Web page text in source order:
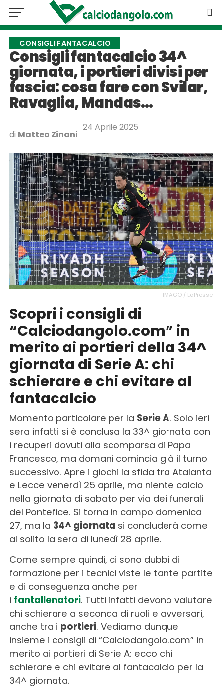
CONSIGLI FANTACALCIO
Consigli fantacalcio 34^
giornata, i portieri divisi per
fascia: cosa fare con Svilar,
Ravaglia, Mandas…
di Matteo Zinani
24 Aprile 2025
IMAGO / LaPresse
Scopri i consigli di
“Calciodangolo.com” in
merito ai portieri della 34^
giornata di Serie A: chi
schierare e chi evitare al
fantacalcio
Momento particolare per la Serie A. Solo ieri
sera infatti si è conclusa la 33^ giornata con
i recuperi dovuti alla scomparsa di Papa
Francesco, ma domani comincia già il turno
successivo. Apre i giochi la sfida tra Atalanta
e Lecce venerdì 25 aprile, ma niente calcio
nella giornata di sabato per via dei funerali
del Pontefice. Si torna in campo domenica
27, ma la 34^ giornata si concluderà come
al solito la sera di lunedì 28 aprile.
Come sempre quindi, ci sono dubbi di
formazione per i tecnici viste le tante partite
e di conseguenza anche per
i fantallenatori. Tutti infatti devono valutare
chi schierare a seconda di ruoli e avversari,
anche tra i portieri. Vediamo dunque
insieme i consigli di “Calciodangolo.com” in
merito ai portieri di Serie A: ecco chi
schierare e chi evitare al fantacalcio per la
34^ giornata.